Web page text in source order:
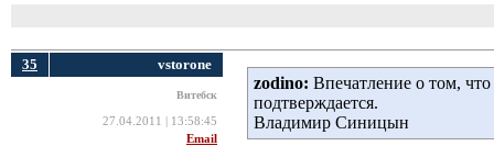
35 vstorone
Витебск
27.04.2011 | 13:58:45
Email
zodino: Впечатление о том,
подтверждается.
Владимир Синицын